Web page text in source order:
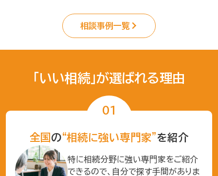
相談事例一覧
「いい相続」が選ばれる理由
全国 の“相続に強い専門家”を紹介
特に相続分野に強い専門家をご紹介
できるので、自分で探す手間がありま